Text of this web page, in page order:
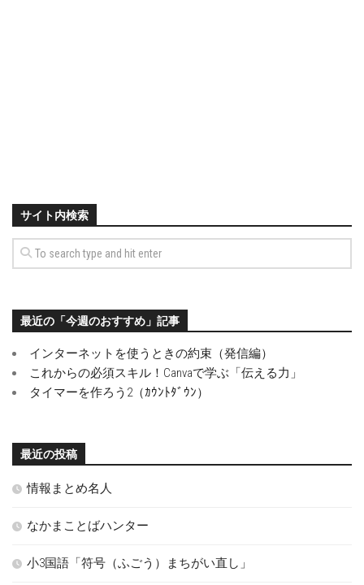
サイト内検索
最近の「今週のおすすめ」記事
インターネットを使うときの約束（発信編）
これからの必須スキル！Canvaで学ぶ「伝える力」
タイマーを作ろう2（ｶｳﾝﾄﾀﾞｳﾝ）
最近の投稿
情報まとめ名人
なかまことばハンター
小3国語「符号（ふごう）まちがい直し」